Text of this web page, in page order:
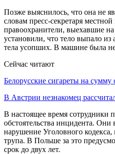
Позже выяснилось, что она не
словам пресс-секретаря
правоохранители, выехавшие
установили, что тело выпало из
тела усопших. В машине была
Сейчас читают
Белорусские сигареты на
В Австрии незнакомец
В настоящее время сотрудники
обстоятельства инцидента.
нарушение Уголовного кодекса,
трупа. В Польше за это
срок до двух лет.